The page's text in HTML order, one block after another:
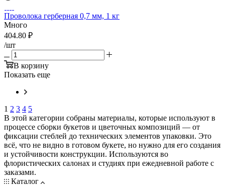
Проволока герберная 0,7 мм, 1 кг
Много
404.80 ₽
/шт
В корзину
Показать еще
1 2 3 4 5
В этой категории собраны материалы, которые используют в
процессе сборки букетов и цветочных композиций — от
фиксации стеблей до технических элементов упаковки. Это
всё, что не видно в готовом букете, но нужно для его создания
и устойчивости конструкции. Используются во
флористических салонах и студиях при ежедневной работе с
заказами.
Каталог